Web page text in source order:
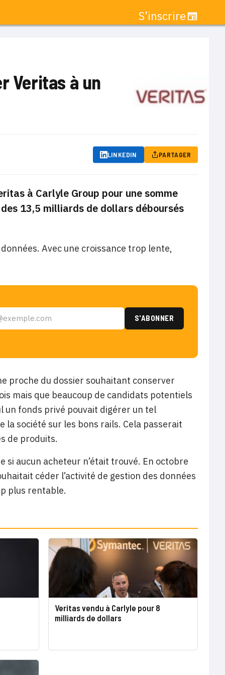
S’inscrire
Veritas à un
LINKEDIN PARTAGER
à Carlyle Group pour une somme
13,5 milliards de dollars déboursés
Avec une croissance trop lente,
proche du dossier souhaitant conserver
mais que beaucoup de candidats potentiels
un fonds privé pouvait digérer un tel
société sur les bons rails. Cela passerait
de produits.
si aucun acheteur n’était trouvé. En octobre
céder l’activité de gestion des données
plus rentable.
Veritas vendu à Carlyle pour 8
milliards de dollars